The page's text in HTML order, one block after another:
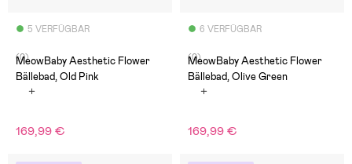
5 VERFÜGBAR
(0)
MeowBaby Aesthetic Flower
Bällebad, Old Pink
169,99 €
6 VERFÜGBAR
(0)
MeowBaby Aesthetic Flower
Bällebad, Olive Green
169,99 €